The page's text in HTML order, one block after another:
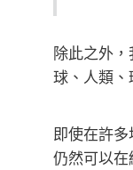
除此之外
球、人類、
即使在許
仍然可以